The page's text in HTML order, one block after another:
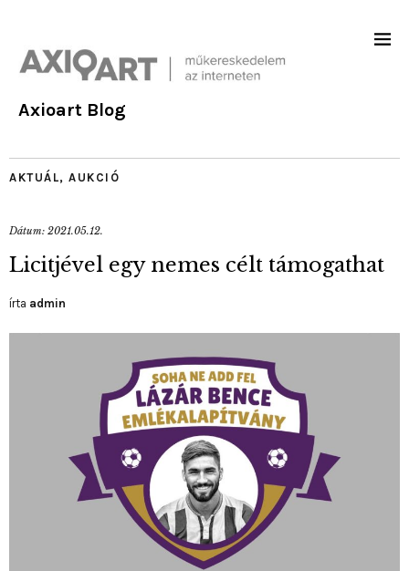
Axioart Blog
AKTUÁL, AUKCIÓ
Dátum: 2021.05.12.
Licitjével egy nemes célt támogathat
írta admin